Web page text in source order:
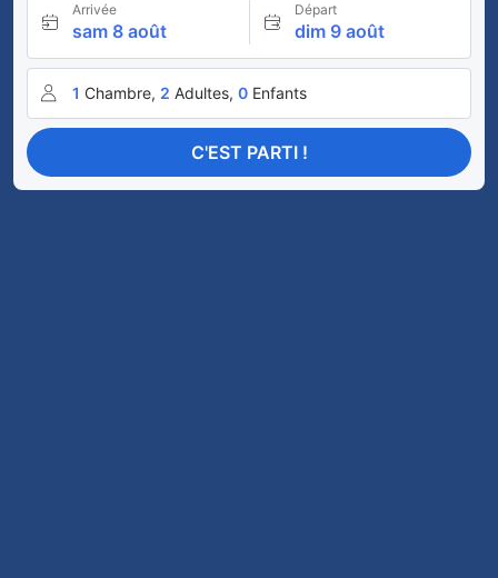
Arrivée
sam 8 août
Départ
dim 9 août
1 Chambre, 2 Adultes, 0 Enfants
C'EST PARTI !